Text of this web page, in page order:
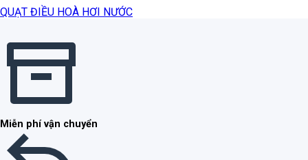
QUẠT ĐIỀU HOÀ HƠI NƯỚC
Miễn phí vận chuyển